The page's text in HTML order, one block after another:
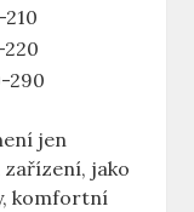
210
220
290
jen
⁤zařízení, jako
komfortní